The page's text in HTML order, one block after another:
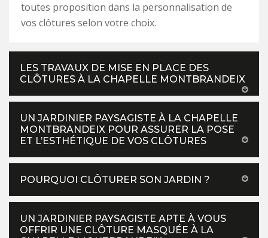
toutes proposition dans la personnalisation de
vos clôtures selon votre choix.
LES TRAVAUX DE MISE EN PLACE DES
CLÔTURES À LA CHAPELLE MONTBRANDEIX
UN JARDINIER PAYSAGISTE À LA CHAPELLE
MONTBRANDEIX POUR ASSURER LA POSE
ET L’ESTHÉTIQUE DE VOS CLÔTURES
POURQUOI CLÔTURER SON JARDIN ?
UN JARDINIER PAYSAGISTE APTE À VOUS
OFFRIR UNE CLÔTURE MASQUÉE À LA